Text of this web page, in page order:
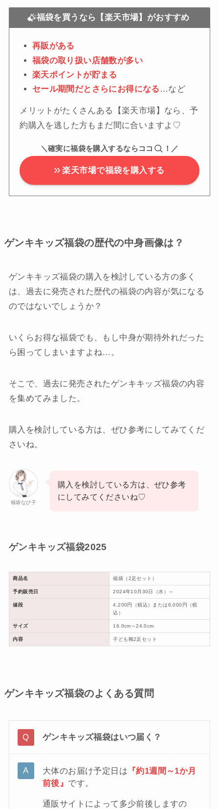
福袋を買うなら【楽天市場】がおすすめ
再販がある
福袋の取り扱い店舗数が多い
楽天ポイントが貯まる
セール期間だとさらにお得になる …など
メリットがたくさんある【楽天市場】なら、予
約購入を逃した方もまだ間に合いますよ♡
＼確実に福袋を購入するならココ ！／
楽天市場で福袋を購入する
ゲンキキッズ福袋の歴代の中身画像は？
ゲンキキッズ福袋の購入を検討している方の多く
は、過去に発売された歴代の福袋の内容が気になる
のではないでしょうか？
いくらお得な福袋でも、もし中身が期待外れだった
ら困ってしまいますよね…。
そこで、過去に発売されたゲンキキッズ福袋の内容
を集めてみました。
購入を検討している方は、ぜひ参考にしてみてくだ
さいね。
福袋なび子
購入を検討している方は、ぜひ参考
にしてみてくださいね♡
ゲンキキッズ福袋2025
商品名 福袋（2足セット）
予約販売日 2024年10月30日（水）～
値段
4,200円（税込）または6,000円（税
込）
サイズ 16.0cm～24.0cm
内容 子ども靴2足セット
ゲンキキッズ福袋のよくある質問
ゲンキキッズ福袋はいつ届く？
大体のお届け予定日は 『約1週間～1か月
前後』 です。
通販サイトによって多少前後しますの